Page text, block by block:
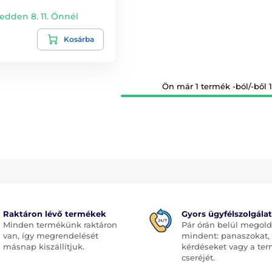
8. 11. Önnél
Kosárba
Ön már 1 termék -ból/-ből
Raktáron lévő termékek
Minden termékünk raktáron
van, így megrendelését
másnap kiszállítjuk.
Gyors ügyfélszolgálat
Pár órán belül
mindent: panaszokat,
kérdéseket vagy a
cseréjét.